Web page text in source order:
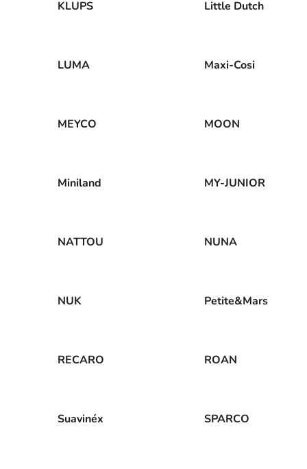
KLUPS Little Dutch
LUMA Maxi-Cosi
MEYCO MOON
Miniland MY-JUNIOR
NATTOU NUNA
NUK Petite&Mars
RECARO ROAN
Suavinéx SPARCO